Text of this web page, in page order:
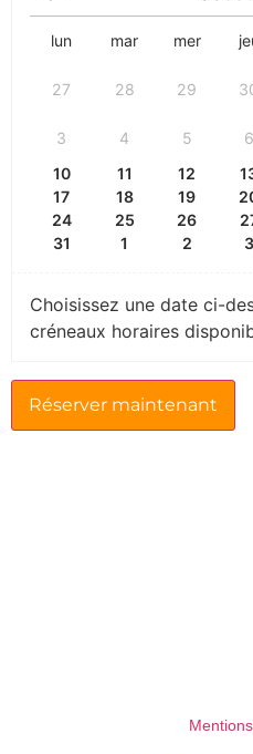
lun mar mer
27 28 29
3 4 5 6
10 11 12
17
18 19
24
25 26
31
1 2 3
Choisissez une date ci-
créneaux horaires
Réserver maintenant